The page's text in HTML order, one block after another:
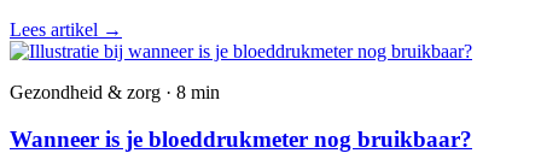
Lees artikel →
Gezondheid & zorg · 8 min
Wanneer is je bloeddrukmeter nog bruikbaar?